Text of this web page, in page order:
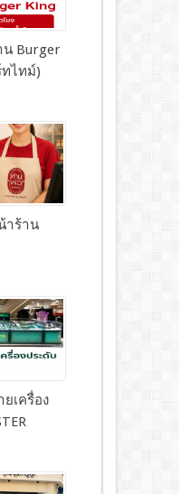
น Burger
ไทม์)
าร้าน
เครื่อง